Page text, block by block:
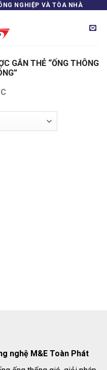
NGHIỆP VÀ TÒA NHÀ
GẮN THẺ “ỐNG THÔNG
nghệ M&E Toàn Phát